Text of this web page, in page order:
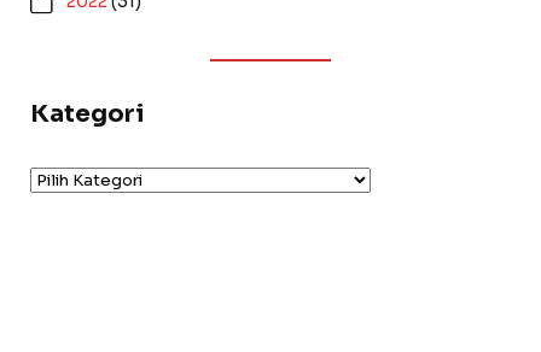
Kategori
Kategori